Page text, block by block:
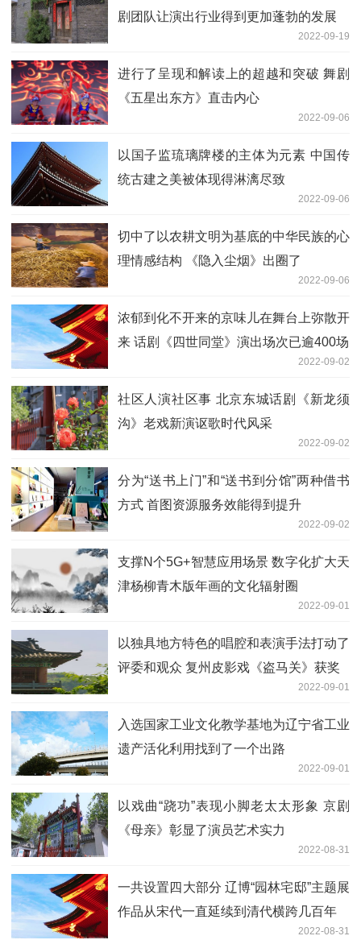
剧团队让演出行业得到更加蓬勃的发展
2022-09-19
进行了呈现和解读上的超越和突破 舞剧
《五星出东方》直击内心
2022-09-06
以国子监琉璃牌楼的主体为元素 中国传
统古建之美被体现得淋漓尽致
2022-09-06
切中了以农耕文明为基底的中华民族的心
理情感结构 《隐入尘烟》出圈了
2022-09-06
浓郁到化不开来的京味儿在舞台上弥散开
来 话剧《四世同堂》演出场次已逾400场
2022-09-02
社区人演社区事 北京东城话剧《新龙须
沟》老戏新演讴歌时代风采
2022-09-02
分为“送书上门”和“送书到分馆”两种借书
方式 首图资源服务效能得到提升
2022-09-02
支撑N个5G+智慧应用场景 数字化扩大天
津杨柳青木版年画的文化辐射圈
2022-09-01
以独具地方特色的唱腔和表演手法打动了
评委和观众 复州皮影戏《盗马关》获奖
2022-09-01
入选国家工业文化教学基地为辽宁省工业
遗产活化利用找到了一个出路
2022-09-01
以戏曲“跷功”表现小脚老太太形象 京剧
《母亲》彰显了演员艺术实力
2022-08-31
一共设置四大部分 辽博“园林宅邸”主题展
作品从宋代一直延续到清代横跨几百年
2022-08-31